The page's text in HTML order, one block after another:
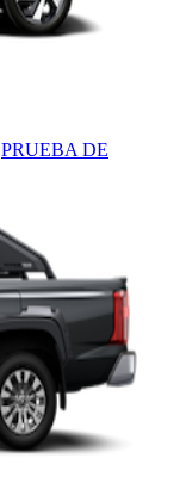
PRUEBA DE